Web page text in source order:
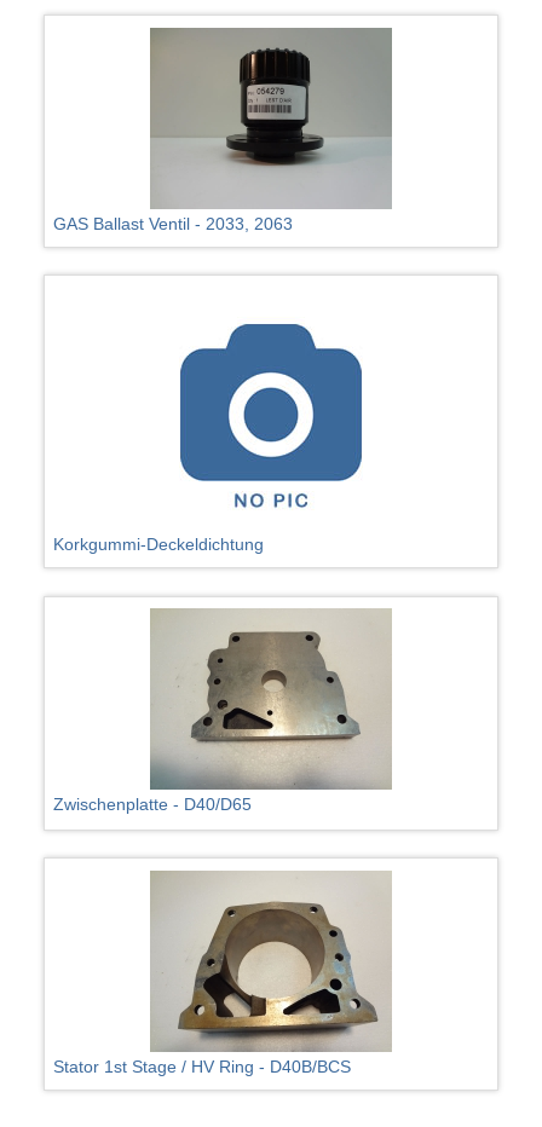
GAS Ballast Ventil - 2033, 2063
Korkgummi-Deckeldichtung
Zwischenplatte - D40/D65
Stator 1st Stage / HV Ring - D40B/BCS